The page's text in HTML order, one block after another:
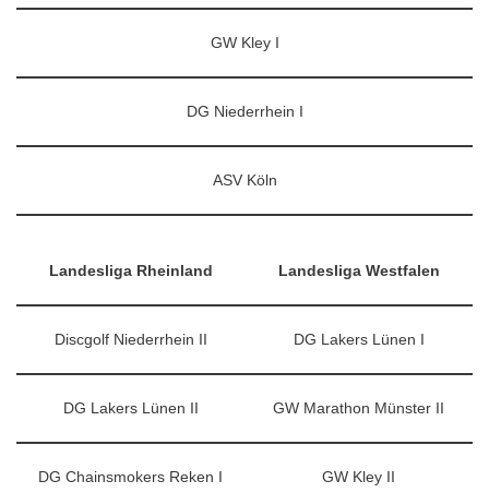
GW Kley I
DG Niederrhein I
ASV Köln
Landesliga Rheinland Landesliga Westfalen
Discgolf Niederrhein II DG Lakers Lünen I
DG Lakers Lünen II GW Marathon Münster II
DG Chainsmokers Reken I GW Kley II